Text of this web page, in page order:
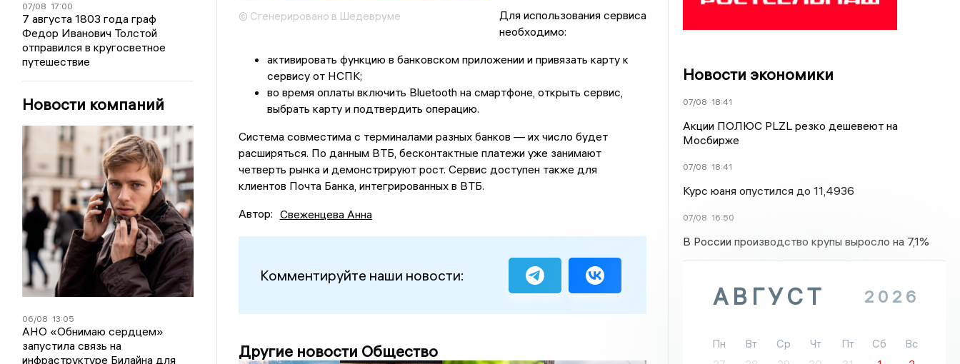
07/08 17:00
7 августа 1803 года граф
Федор Иванович Толстой
отправился в кругосветное
путешествие
Новости компаний
06/08 13:05
АНО «Обнимаю сердцем»
запустила связь на
инфраструктуре Билайна для
© Сгенерировано в Шедевруме
Для использования сервиса
необходимо:
активировать функцию в банковском приложении и привязать карту к
сервису от НСПК;
во время оплаты включить Bluetooth на смартфоне, открыть сервис,
выбрать карту и подтвердить операцию.
Система совместима с терминалами разных банков — их число будет
расширяться. По данным ВТБ, бесконтактные платежи уже занимают
четверть рынка и демонстрируют рост. Сервис доступен также для
клиентов Почта Банка, интегрированных в ВТБ.
Автор: Свеженцева Анна
Комментируйте наши новости:
Другие новости Общество
Новости экономики
07/08 18:41
Акции ПОЛЮС PLZL резко дешевеют на
Мосбирже
07/08 18:41
Курс юаня опустился до 11,4936
07/08 16:50
В России производство крупы выросло на 7,1%
АВГУСТ 2026
Пн Вт Ср Чт Пт Сб
Вс